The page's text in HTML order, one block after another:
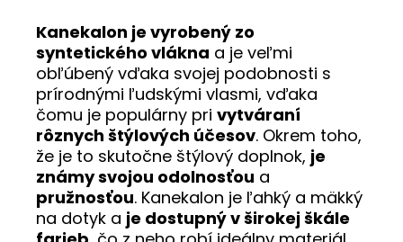
Kanekalon je vyrobený zo
syntetického vlákna a je veľmi
obľúbený vďaka svojej podobnosti s
prírodnými ľudskými vlasmi, vďaka
čomu je populárny pri vytváraní
rôznych štýlových účesov. Okrem toho,
že je to skutočne štýlový doplnok, je
známy svojou odolnosťou a
pružnosťou. Kanekalon je ľahký a mäkký
na dotyk a je dostupný v širokej škále